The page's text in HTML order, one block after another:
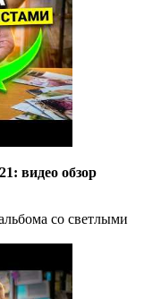
видео обзор
со светлыми